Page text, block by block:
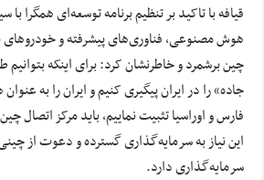
قیافه با تاکید بر تنظیم برنامه توسعه‌ای همگرا
هوش مصنوعی، فناوری‌های پیشرفته و خودروهای
چین برشمرد و خاطرنشان کرد: برای اینکه بتوانیم
جاده» را در ایران پیگیری کنیم و ایران را به
فارس و اوراسیا تثبیت نماییم، باید مرکز اتصال
این نیاز به سرمایه‌گذاری گسترده و دعوت از
سرمایه‌گذاری دارد.